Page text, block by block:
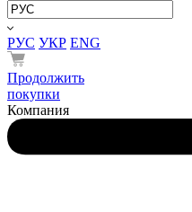
РУС УКР ENG
Продолжить
покупки
Компания